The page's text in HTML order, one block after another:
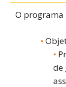
O programa
de